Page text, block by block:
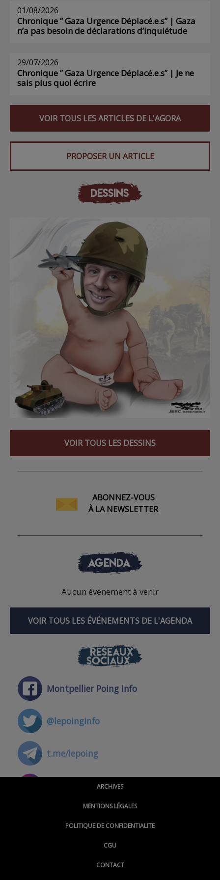
01/08/2026
Chronique ” Gaza Urgence Déplacé.e.s” | Gaza
n’a pas besoin de déclarations d’inquiétude
29/07/2026
Chronique ” Gaza Urgence Déplacé.e.s” | Je ne
sais plus quoi écrire
VOIR TOUS LES ARTICLES DE L'AGORA
PROPOSER UN ARTICLE
DESSINS
VOIR TOUS LES DESSINS
ABONNEZ-VOUS
À LA NEWSLETTER
AGENDA
Aucun événement à venir
VOIR TOUS LES ÉVÉNEMENTS DE L'AGENDA
RÉSEAUX
SOCIAUX
Montpellier Poing Info
@lepoinginfo
t.me/lepoing
@montpellierpoinginfo
@LePoingMontpellier
ARCHIVES
MENTIONS LÉGALES
POLITIQUE DE CONFIDENTIALITE
CGU
CONTACT